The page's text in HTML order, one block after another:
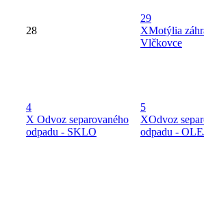
28
29
XMotýlia
Vlčkovce
4
X Odvoz separovaného
odpadu - SKLO
5
XOdvoz
odpadu -